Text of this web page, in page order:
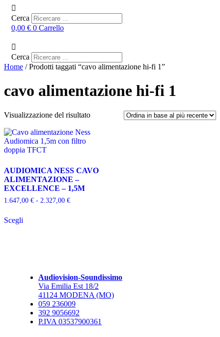
Cerca
0,00 € 0 Carrello
Cerca
Home / Prodotti taggati “cavo alimentazione hi-fi 1”
cavo alimentazione hi-fi 1
Visualizzazione del risultato
AUDIOMICA NESS CAVO
ALIMENTAZIONE –
EXCELLENCE – 1,5M
1.647,00 € - 2.327,00 €Fascia
Scegliprodotto
possono
essere
scelte
pagina
prodotto
Audiovision-Soundissimo
Via Emilia Est 18/2
41124 MODENA (MO)
059 236009
392 9056692
P.IVA 03537900361